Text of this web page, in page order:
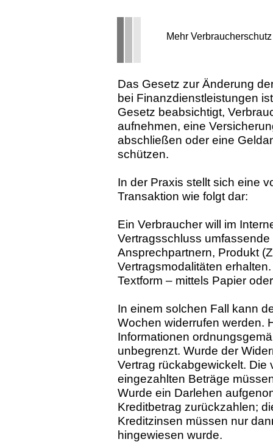
Mehr
Das Gesetz zur Änderung
bei Finanzdienstleistungen
Gesetz beabsichtigt,
aufnehmen, eine
abschließen oder eine
schützen.
In der Praxis stellt sich eine
Transaktion wie folgt dar:
Ein Verbraucher will im
Vertragsschluss
Ansprechpartnern, Produkt
Vertragsmodalitäten
Textform – mittels Papier
In einem solchen Fall kann
Wochen widerrufen werden.
Informationen
unbegrenzt. Wurde der
Vertrag rückabgewickelt. Die
eingezahlten Beträge
Wurde ein Darlehen
Kreditbetrag zurückzahlen;
Kreditzinsen müssen nur
hingewiesen wurde.